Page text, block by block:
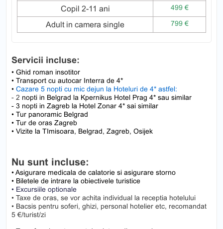
Copil 2-11 ani 499 €
Adult in camera single 799 €
Servicii incluse:
• Ghid roman insotitor
• Transport cu autocar Interra de 4*
• Cazare 5 nopti cu mic dejun la Hoteluri de 4* astfel:
- 2 nopti in Belgrad la Kpernikus Hotel Prag 4* sau similar
- 3 nopti in Zagreb la Hotel Zonar 4* sai similar
• Tur panoramic Belgrad
• Tur de oras Zagreb
• Vizite la TImisoara, Belgrad, Zagreb, Osijek
Nu sunt incluse:
• Asigurare medicala de calatorie si asigurare storno
• Biletele de intrare la obiectivele turistice
• Excursiile optionale
• Taxe de oras, se vor achita individual la receptia hotelului
• Bacsis pentru soferi, ghizi, personal hotelier etc, recomandat
5 €/turist/zi